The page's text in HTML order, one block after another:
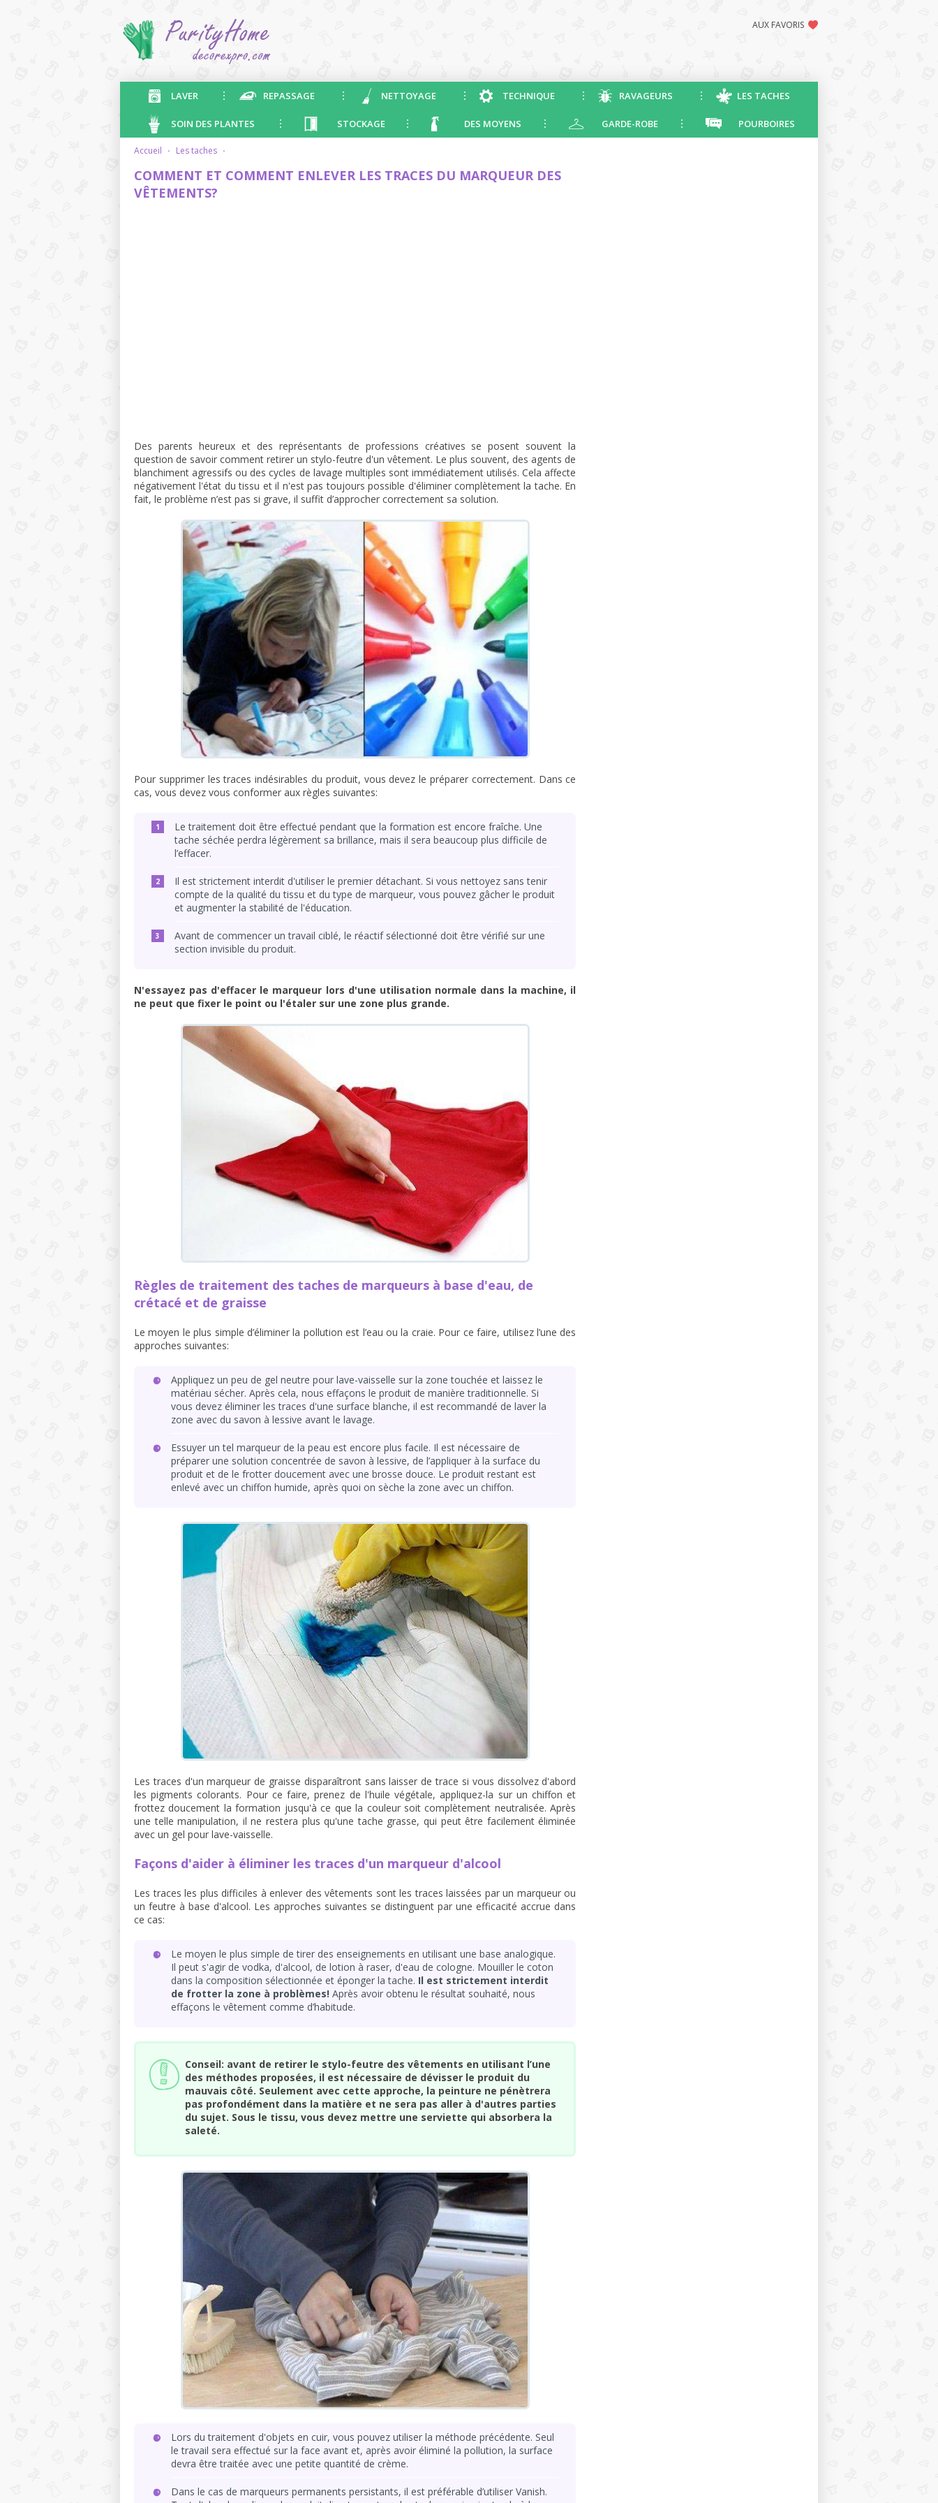
AUX FAVORIS
LAVER REPASSAGE NETTOYAGE TECHNIQUE RAVAGEURS LES TACHES
SOIN DES PLANTES STOCKAGE DES MOYENS GARDE-ROBE POURBOIRES
accueil · les taches ·
COMMENT ET COMMENT ENLEVER LES TRACES DU MARQUEUR DES
VÊTEMENTS?
Des parents heureux et des représentants de professions créatives se posent souvent la
question de savoir comment retirer un stylo-feutre d'un vêtement. Le plus souvent, des agents de
blanchiment agressifs ou des cycles de lavage multiples sont immédiatement utilisés. Cela affecte
négativement l'état du tissu et il n'est pas toujours possible d'éliminer complètement la tache. En
fait, le problème n’est pas si grave, il suffit d’approcher correctement sa solution.
Pour supprimer les traces indésirables du produit, vous devez le préparer correctement. Dans ce
cas, vous devez vous conformer aux règles suivantes:
Le traitement doit être effectué pendant que la formation est encore fraîche. Une
tache séchée perdra légèrement sa brillance, mais il sera beaucoup plus difficile de
l’effacer.
Il est strictement interdit d'utiliser le premier détachant. Si vous nettoyez sans tenir
compte de la qualité du tissu et du type de marqueur, vous pouvez gâcher le produit
et augmenter la stabilité de l'éducation.
Avant de commencer un travail ciblé, le réactif sélectionné doit être vérifié sur une
section invisible du produit.
N'essayez pas d'effacer le marqueur lors d'une utilisation normale dans la machine, il
ne peut que fixer le point ou l'étaler sur une zone plus grande.
Règles de traitement des taches de marqueurs à base d'eau, de
crétacé et de graisse
Le moyen le plus simple d’éliminer la pollution est l’eau ou la craie. Pour ce faire, utilisez l’une des
approches suivantes:
Appliquez un peu de gel neutre pour lave-vaisselle sur la zone touchée et laissez le
matériau sécher. Après cela, nous effaçons le produit de manière traditionnelle. Si
vous devez éliminer les traces d'une surface blanche, il est recommandé de laver la
zone avec du savon à lessive avant le lavage.
Essuyer un tel marqueur de la peau est encore plus facile. Il est nécessaire de
préparer une solution concentrée de savon à lessive, de l’appliquer à la surface du
produit et de le frotter doucement avec une brosse douce. Le produit restant est
enlevé avec un chiffon humide, après quoi on sèche la zone avec un chiffon.
Les traces d'un marqueur de graisse disparaîtront sans laisser de trace si vous dissolvez d'abord
les pigments colorants. Pour ce faire, prenez de l'huile végétale, appliquez-la sur un chiffon et
frottez doucement la formation jusqu'à ce que la couleur soit complètement neutralisée. Après
une telle manipulation, il ne restera plus qu'une tache grasse, qui peut être facilement éliminée
avec un gel pour lave-vaisselle.
Façons d'aider à éliminer les traces d'un marqueur d'alcool
Les traces les plus difficiles à enlever des vêtements sont les traces laissées par un marqueur ou
un feutre à base d'alcool. Les approches suivantes se distinguent par une efficacité accrue dans
ce cas:
Le moyen le plus simple de tirer des enseignements en utilisant une base analogique.
Il peut s'agir de vodka, d'alcool, de lotion à raser, d'eau de cologne. Mouiller le coton
dans la composition sélectionnée et éponger la tache. Il est strictement interdit
de frotter la zone à problèmes! Après avoir obtenu le résultat souhaité, nous
effaçons le vêtement comme d’habitude.
Conseil: avant de retirer le stylo-feutre des vêtements en utilisant l’une
des méthodes proposées, il est nécessaire de dévisser le produit du
mauvais côté. Seulement avec cette approche, la peinture ne pénètrera
pas profondément dans la matière et ne sera pas aller à d'autres parties
du sujet. Sous le tissu, vous devez mettre une serviette qui absorbera la
saleté.
Lors du traitement d'objets en cuir, vous pouvez utiliser la méthode précédente. Seul
le travail sera effectué sur la face avant et, après avoir éliminé la pollution, la surface
devra être traitée avec une petite quantité de crème.
Dans le cas de marqueurs permanents persistants, il est préférable d’utiliser Vanish.